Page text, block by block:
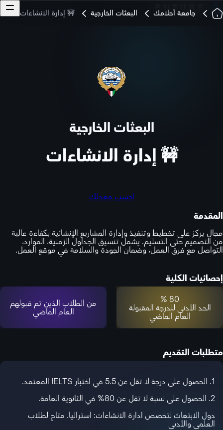
جامعة أحلامك البعثات الخارجية 🚧 إدارة الانشاءات
البعثات الخارجية
🚧 إدارة الانشاءات
احسب معدلك
المقدمة
مجال يركز على تخطيط وتنفيذ وإدارة المشاريع الإنشائية بكفاءة عالية
من التصميم حتى التسليم. يشمل تنسيق الجداول الزمنية، الموارد،
التواصل مع فرق العمل، وضمان الجودة والسلامة في موقع العمل.
إحصائيات الكلية
80 %
الحد الأدنى للدرجة المقبولة
العام الماضي
من الطلاب الذين تم قبولهم
العام الماضي
متطلبات التقديم
1. الحصول على درجة لا تقل عن 5.5 في اختبار IELTS المعتمد.
2. الحصول على نسبة لا تقل عن 80% في الثانوية العامة.
دول الابتعاث لتخصص ادارة الانشاءات: استراليا. متاح لطلاب
العلمي والأدبي